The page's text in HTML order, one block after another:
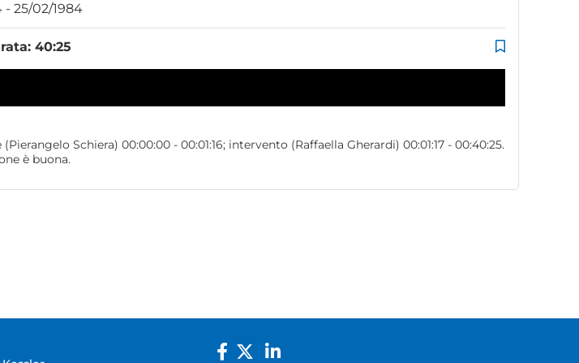
25/02/1984
40:25
Schiera) 00:00:00 - 00:01:16; intervento (Raffaella Gherardi) 00:01:17 - 00:40:25.
è buona.